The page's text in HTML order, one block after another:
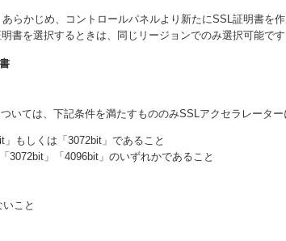
らかじめ、コントロールパネルより新たにSSL証明書を
書を選択するときは、同じリージョンでのみ選択可能で
いては、下記条件を満たすもののみSSLアクセラレータ
もしくは「3072bit」であること
3072bit」「4096bit」のいずれかであること
こと